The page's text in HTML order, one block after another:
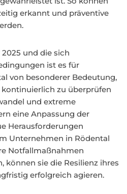
erkannt und präventive
und die sich
ist es für
von besonderer Bedeutung,
zu überprüfen
und extreme
eine Anpassung der
Herausforderungen
Unternehmen in Rödental
Notfallmaßnahmen
können sie die Resilienz ihres
erfolgreich agieren.